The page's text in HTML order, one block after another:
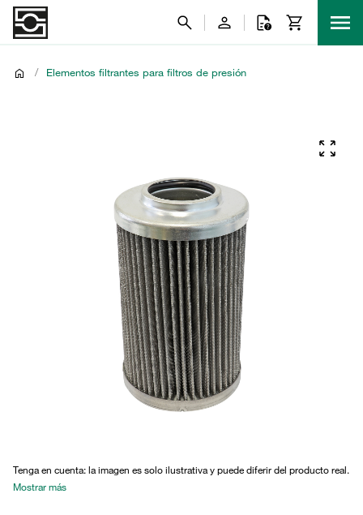
/ Elementos filtrantes para filtros de presión
Tenga en cuenta: la imagen es solo ilustrativa y puede diferir del producto real.
Mostrar más